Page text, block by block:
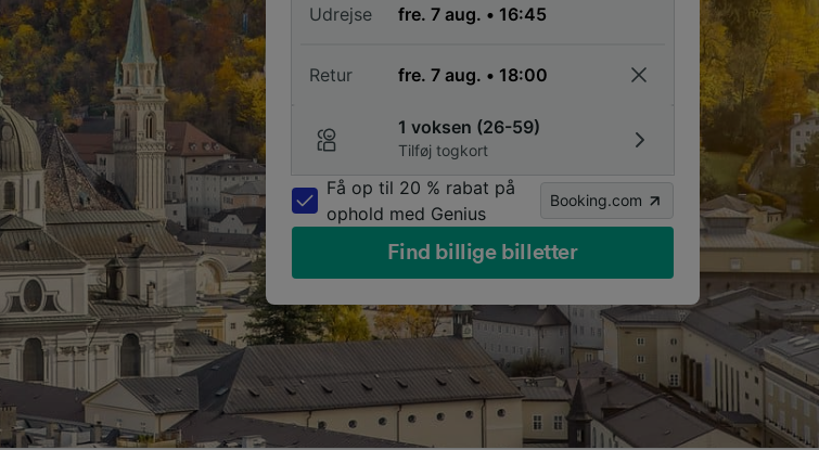
Udrejse
Retur
1 voksen (26-59)
Tilføj togkort
Få op til 20 % rabat på
ophold med Genius
Booking.com
Find billige billetter